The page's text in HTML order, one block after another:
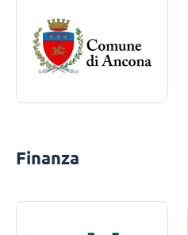
Finanza